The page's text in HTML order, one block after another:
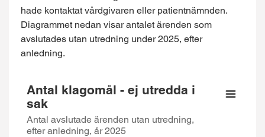
hade kontaktat vårdgivaren eller patientnämnden.
Diagrammet nedan visar antalet ärenden som
avslutades utan utredning under 2025, efter
anledning.
Antal klagomål - ej utredda i sak
Pie chart with 6 slices.
Antal avslutade ärenden utan utredning, efter anledning,
Antal klagomål - ej utredda i
sak
Antal avslutade ärenden utan utredning,
efter anledning, år 2025